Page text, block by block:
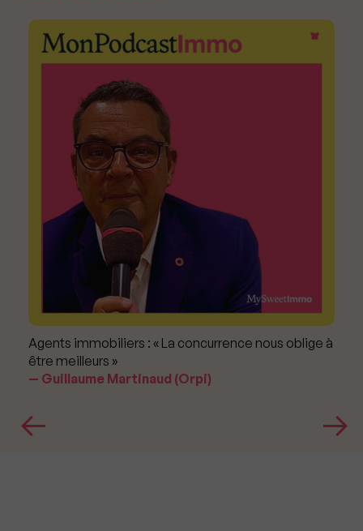
Agents immobiliers : « La concurrence nous oblige à
être meilleurs »
Guillaume Martinaud (Orpi)